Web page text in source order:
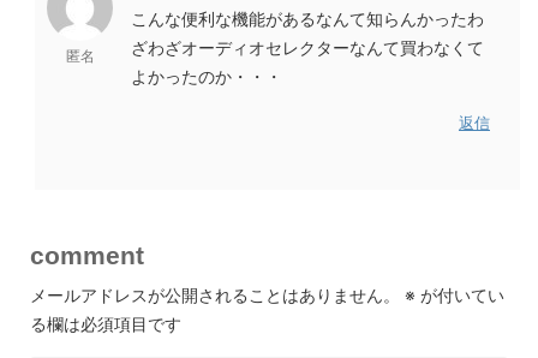
匿名
こんな便利な機能があるなんて知らんかったわ
ざわざオーディオセレクターなんて買わなくて
よかったのか・・・
返信
comment
メールアドレスが公開されることはありません。 ※ が付いてい
る欄は必須項目です